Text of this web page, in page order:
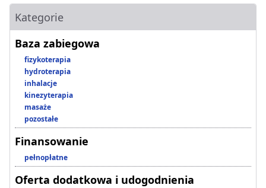
Kategorie
Baza zabiegowa
fizykoterapia
hydroterapia
inhalacje
kinezyterapia
masaże
pozostałe
Finansowanie
pełnopłatne
Oferta dodatkowa i udogodnienia